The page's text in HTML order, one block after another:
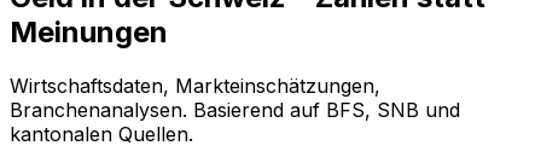
Meinungen
Wirtschaftsdaten, Markteinschätzungen,
Branchenanalysen. Basierend auf BFS, SNB und
kantonalen Quellen.